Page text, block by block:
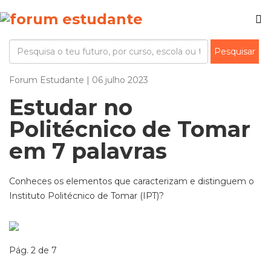
Forum Estudante | 06 julho 2023
Estudar no
Politécnico de Tomar
em 7 palavras
Conheces os elementos que caracterizam e distinguem o
Instituto Politécnico de Tomar (IPT)?
Pág. 2 de 7